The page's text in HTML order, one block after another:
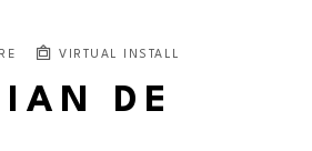
VIRTUAL INSTALL
DE